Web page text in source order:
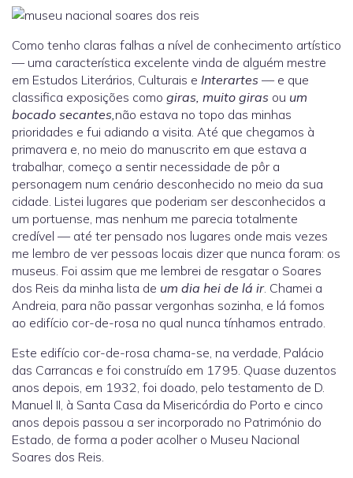
Como tenho claras falhas a nível de conhecimento artístico
— uma característica excelente vinda de alguém mestre
em Estudos Literários, Culturais e Interartes — e que
classifica exposições como giras, muito giras ou um
bocado secantes,não estava no topo das minhas
prioridades e fui adiando a visita. Até que chegamos à
primavera e, no meio do manuscrito em que estava a
trabalhar, começo a sentir necessidade de pôr a
personagem num cenário desconhecido no meio da sua
cidade. Listei lugares que poderiam ser desconhecidos a
um portuense, mas nenhum me parecia totalmente
credível — até ter pensado nos lugares onde mais vezes
me lembro de ver pessoas locais dizer que nunca foram: os
museus. Foi assim que me lembrei de resgatar o Soares
dos Reis da minha lista de um dia hei de lá ir. Chamei a
Andreia, para não passar vergonhas sozinha, e lá fomos
ao edifício cor-de-rosa no qual nunca tínhamos entrado.
Este edifício cor-de-rosa chama-se, na verdade, Palácio
das Carrancas e foi construído em 1795. Quase duzentos
anos depois, em 1932, foi doado, pelo testamento de D.
Manuel II, à Santa Casa da Misericórdia do Porto e cinco
anos depois passou a ser incorporado no Património do
Estado, de forma a poder acolher o Museu Nacional
Soares dos Reis.